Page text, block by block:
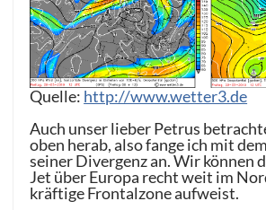
Quelle: http://www.wetter3.de
Auch unser lieber Petrus
oben herab, also fange ich mit
seiner Divergenz an. Wir können
Jet über Europa recht weit im
kräftige Frontalzone aufweist.